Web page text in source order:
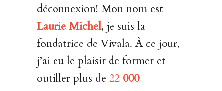
déconnexion! Mon nom est
Laurie Michel, je suis la
fondatrice de Vivala. À ce jour,
j’ai eu le plaisir de former et
outiller plus de 22 000